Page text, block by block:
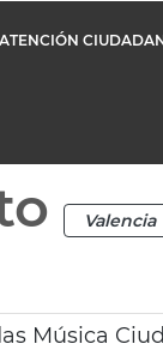
ATENCIÓN
Valencia
Música